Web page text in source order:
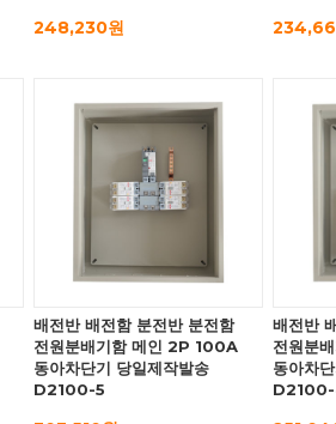
248,230원
배전반 배전함 분전반 분전함
전원분배기함 메인 2P 100A
동아차단기 당일제작발송
D2100-5
배전반
전원분
동아차